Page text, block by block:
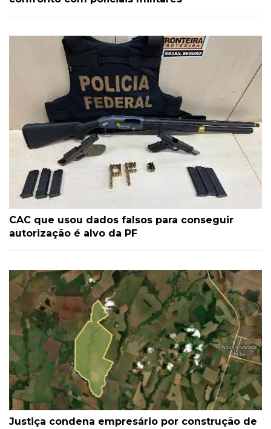
CAC que usou dados falsos para conseguir
autorização é alvo da PF
Justiça condena empresário por construção de